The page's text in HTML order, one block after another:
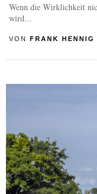
Wenn die Wirklichkeit
wird...
VON FRANK HENNIG